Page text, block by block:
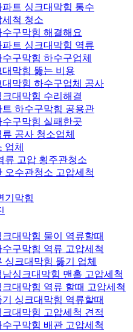
트 싱크대막힘 통수
척 청소
구막힘 해결해요
트 싱크대막힘 역류
구막힘 하수구업체
막힘 뚫는 비용
막힘 하수구업체 공사
대막힘 수리해결
하수구막힘 공용관
구막힘 실패한곳
공사 청소업체
업체
류 고압 횡주관청소
오수관청소 고압세척
기막힘
대막힘 물이 역류할때
구막힘 역류 고압세척
크대막힘 뚫기 업체
싱크대막힘 맨홀 고압세척
대막힘 역류 할때 고압세척
싱크대막힘 역류할때
대막힘 고압세척 견적
구막힘 배관 고압세척